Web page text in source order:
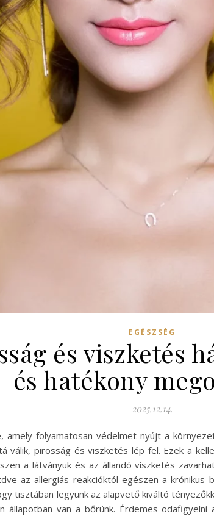
EGÉSZSÉG
és viszketés
és hatékony
2025.12.14.
folyamatosan védelmet nyújt a
válik, pirosság és viszketés lép fel. Ezek a
a látványuk és az állandó viszketés
az allergiás reakcióktól egészen a
tisztában legyünk az alapvető kiváltó
van a bőrünk. Érdemes